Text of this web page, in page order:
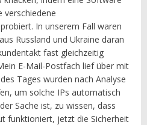
verschiedene
In unserem Fall waren
Russland und Ukraine daran
fast gleichzeitig
E-Mail-Postfach lief über mit
Tages wurden nach Analyse
um solche IPs automatisch
Sache ist, zu wissen, dass
funktioniert, jetzt die Sicherheit